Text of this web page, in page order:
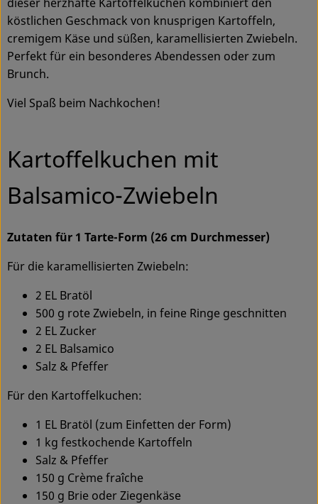
Ökokisten
Obst & Gemüse
Kühltheke
Backwaren
Getränke
Drogerie
Blog & Aktuelles
Service
dieser herzhafte Kartoffelkuchen kombiniert den
köstlichen Geschmack von knusprigen Kartoffeln,
cremigem Käse und süßen, karamellisierten Zwiebeln.
Perfekt für ein besonderes Abendessen oder zum
Brunch.
Viel Spaß beim Nachkochen!
Kartoffelkuchen mit
Balsamico-Zwiebeln
Zutaten für 1 Tarte-Form (26 cm Durchmesser)
Für die karamellisierten Zwiebeln:
2 EL Bratöl
500 g rote Zwiebeln, in feine Ringe geschnitten
2 EL Zucker
2 EL Balsamico
Salz & Pfeffer
Für den Kartoffelkuchen:
1 EL Bratöl (zum Einfetten der Form)
1 kg festkochende Kartoffeln
Salz & Pfeffer
150 g Crème fraîche
150 g Brie oder Ziegenkäse